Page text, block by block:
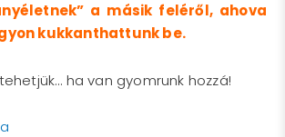
a másik feléről, ahova
kukkanthattunk be.
ha van gyomrunk hozzá!